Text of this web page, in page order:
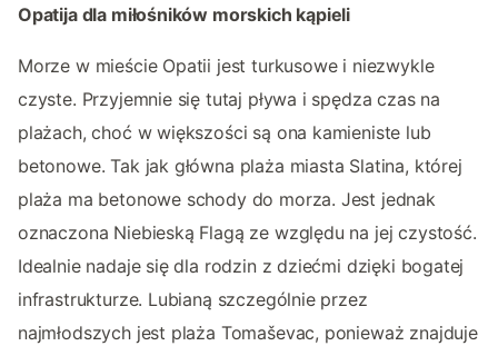
Opatija dla miłośników morskich kąpieli
Morze w mieście Opatii jest turkusowe i niezwykle
czyste. Przyjemnie się tutaj pływa i spędza czas na
plażach, choć w większości są ona kamieniste lub
betonowe. Tak jak główna plaża miasta Slatina, której
plaża ma betonowe schody do morza. Jest jednak
oznaczona Niebieską Flagą ze względu na jej czystość.
Idealnie nadaje się dla rodzin z dziećmi dzięki bogatej
infrastrukturze. Lubianą szczególnie przez
najmłodszych jest plaża Tomaševac, ponieważ znajduje